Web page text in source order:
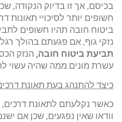
בכיסם, אך זו בדיוק הנקודה,
חשופים יותר לסיכויי תאונות
ביטוח חובה תהיו חשופים
נזקי גוף, אם פגעתם בהולך
תביעת ביטוח חובה, הנזק
עשרת מונים ממה שהיה עשוי
כיצד להתנהג בעת תאונת
כאשר נקלעתם לתאונת
וודאו שאין נפגעים, שכן אם